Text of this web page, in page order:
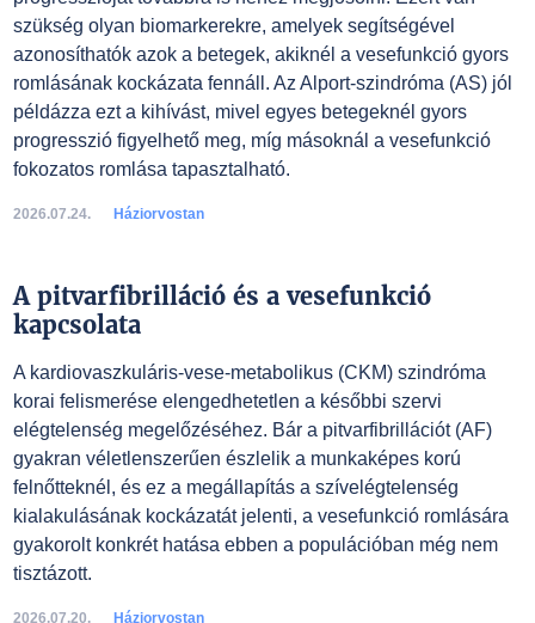
szükség olyan biomarkerekre, amelyek segítségével
azonosíthatók azok a betegek, akiknél a vesefunkció gyors
romlásának kockázata fennáll. Az Alport-szindróma (AS) jól
példázza ezt a kihívást, mivel egyes betegeknél gyors
progresszió figyelhető meg, míg másoknál a vesefunkció
fokozatos romlása tapasztalható.
2026.07.24. Háziorvostan
A pitvarfibrilláció és a vesefunkció
kapcsolata
A kardiovaszkuláris-vese-metabolikus (CKM) szindróma
korai felismerése elengedhetetlen a későbbi szervi
elégtelenség megelőzéséhez. Bár a pitvarfibrillációt (AF)
gyakran véletlenszerűen észlelik a munkaképes korú
felnőtteknél, és ez a megállapítás a szívelégtelenség
kialakulásának kockázatát jelenti, a vesefunkció romlására
gyakorolt konkrét hatása ebben a populációban még nem
tisztázott.
2026.07.20. Háziorvostan